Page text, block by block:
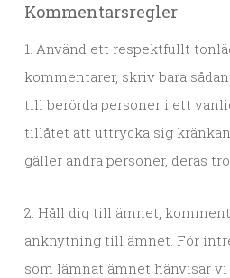
Kommentarsregler
1. Använd ett respektfullt
kommentarer, skriv bara
till berörda personer i ett
tillåtet att uttrycka sig
gäller andra personer, deras
2. Håll dig till ämnet,
anknytning till ämnet. För
som lämnat ämnet hänvisar